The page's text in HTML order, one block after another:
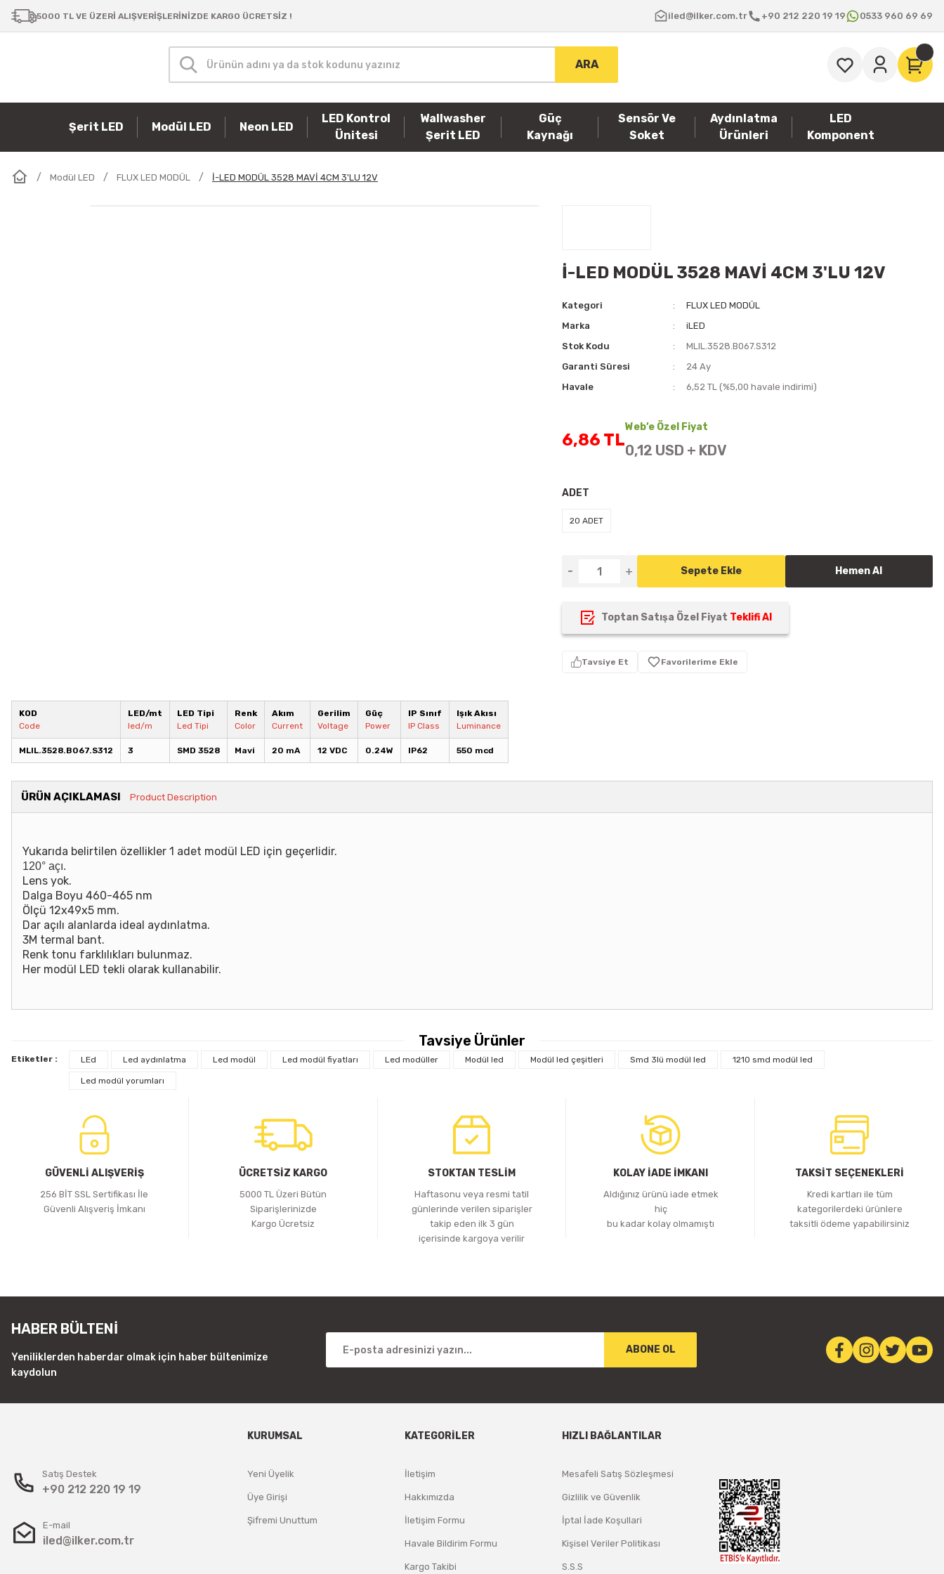
5000 TL VE ÜZERİ ALIŞVERİŞLERİNİZDE KARGO ÜCRETSİZ ! iled@ilker.com.tr +90 212 220 19 19 0533 960 69 69
ARA
Şerit LED Modül LED Neon LED
LED Kontrol
Ünitesi
Wallwasher
Şerit LED
Güç
Kaynağı
Sensör Ve
Soket
Aydınlatma
Ürünleri
LED
Komponent
Modül LED FLUX LED MODÜL İ-LED MODÜL 3528 MAVİ 4CM 3'LU 12V
İ-LED MODÜL 3528 MAVİ 4CM 3'LU 12V
Kategori
FLUX LED MODÜL
Marka
iLED
Stok Kodu
MLIL.3528.B067.S312
Garanti Süresi
24 Ay
Havale
6,52 TL (%5,00 havale indirimi)
6,86 TL
Web’e Özel Fiyat
0,12 USD + KDV
ADET
20 ADET
Sepete Ekle Hemen Al
Toptan Satışa Özel Fiyat Teklifi Al
Tavsiye Et
KOD
Code
LED/mt
led/m
LED Tipi
Led Tipi
Renk
Color
Akım
Current
Gerilim
Voltage
Güç
Power
IP Sınıf
IP Class
Işık Akısı
Luminance
MLIL.3528.B067.S312 3 SMD 3528 Mavi 20 mA 12 VDC 0.24W IP62 550 mcd
ÜRÜN AÇIKLAMASI Product Description
Yukarıda belirtilen özellikler 1 adet modül LED için geçerlidir.
120° açı.
Lens yok.
Dalga Boyu 460-465 nm
Ölçü 12x49x5 mm.
Dar açılı alanlarda ideal aydınlatma.
3M termal bant.
Renk tonu farklılıkları bulunmaz.
Her modül LED tekli olarak kullanabilir.
Tavsiye Ürünler
Sepete Ekle
282,54 TL
Stokta Yok
479,87 TL
Etiketler : LEd Led aydınlatma Led modül Led modül fiyatları Led modüller Modül led Modül led çeşitleri Smd 3lü modül led 1210 smd modül led
Led modül yorumları
GÜVENLİ ALIŞVERİŞ
256 BİT SSL Sertifikası İle
Güvenli Alışveriş İmkanı
ÜCRETSİZ KARGO
5000 TL Üzeri Bütün
Siparişlerinizde
Kargo Ücretsiz
STOKTAN TESLİM
Haftasonu veya resmi tatil
günlerinde verilen siparişler
takip eden ilk 3 gün
içerisinde kargoya verilir
KOLAY İADE İMKANI
Aldığınız ürünü iade etmek
hiç
bu kadar kolay olmamıştı
TAKSİT SEÇENEKLERİ
Kredi kartları ile tüm
kategorilerdeki ürünlere
taksitli ödeme yapabilirsiniz
HABER BÜLTENİ
Yeniliklerden haberdar olmak için haber bültenimize
kaydolun
ABONE OL
Satış Destek
+90 212 220 19 19
E-mail
iled@ilker.com.tr
KURUMSAL
Yeni Üyelik
Üye Girişi
Şifremi Unuttum
KATEGORİLER
İletişim
Hakkımızda
İletişim Formu
Havale Bildirim Formu
Kargo Takibi
HIZLI BAĞLANTILAR
Mesafeli Satış Sözleşmesi
Gizlilik ve Güvenlik
İptal İade Koşullari
Kişisel Veriler Politikası
S.S.S